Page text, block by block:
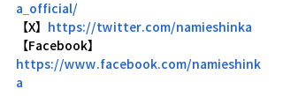
a_official/
【X】
https://twitter.com/namieshinka
【Facebook】
https://www.facebook.com/namieshink
a